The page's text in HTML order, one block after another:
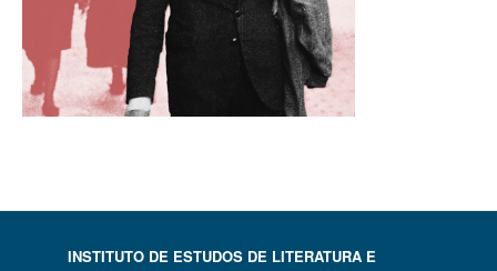
INSTITUTO DE ESTUDOS DE LITERATURA E